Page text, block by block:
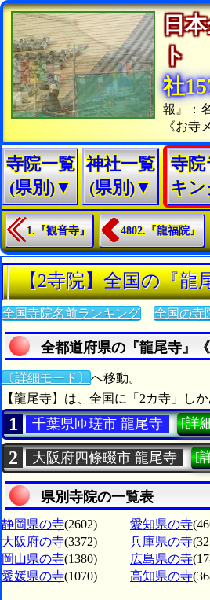
日
ト
社
報』：
《お寺
寺院一覧
(県別)▼
神社一覧
(県別)▼
寺院
キ
1.『観音寺』 4802.『龍福院』
【2寺院】全国の『龍
全国寺院名前ランキング 全国の寺
全都道府県の『龍尾寺』
〔詳細モード〕 へ移動。
【龍尾寺】は、全国に「2カ寺」し
1 千葉県匝瑳市 龍尾寺 [詳
2 大阪府四條畷市 龍尾寺 [
県別寺院の一覧表
静岡県の寺(2602) 愛知県の寺
大阪府の寺(3372) 兵庫県の寺
岡山県の寺(1380) 広島県の寺
愛媛県の寺(1070) 高知県の寺